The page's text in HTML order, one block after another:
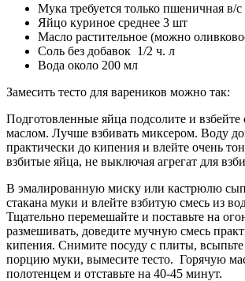
Мука требуется только пшеничная в/с
Яйцо куриное среднее 3 шт
Масло растительное (можно
Соль без добавок 1/2 ч. л
Вода около 200 мл
Замесить тесто для вареников можно так:
Подготовленные яйца подсолите и взбейте
маслом. Лучше взбивать миксером. Воду
практически до кипения и влейте очень
взбитые яйца, не выключая агрегат для
В эмалированную миску или кастрюлю
стакана муки и влейте взбитую смесь из
Тщательно перемешайте и поставьте на
размешивать, доведите мучную смесь
кипения. Снимите посуду с плиты,
порцию муки, вымесите тесто. Горячую
полотенцем и отставьте на 40-45 минут.